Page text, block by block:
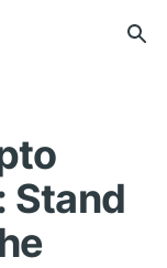
Stand